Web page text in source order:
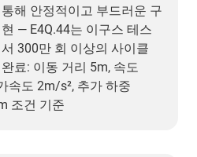
해 안정적이고 부드러운 구
— E4Q.44는 이구스 테스
300만 회 이상의 사이클
료: 이동 거리 5m, 속도
속도 2m/s², 추가 하중
조건 기준